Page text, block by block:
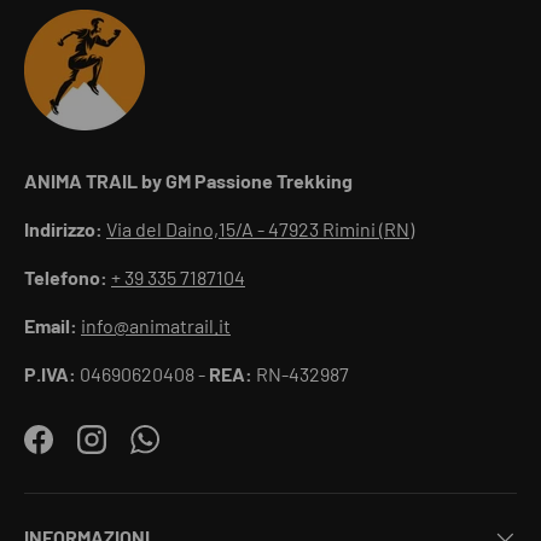
ANIMA TRAIL by GM Passione Trekking
Indirizzo: Via del Daino,15/A - 47923 Rimini (RN)
Telefono: + 39 335 7187104
Email: info@animatrail.it
P.IVA: 04690620408 - REA: RN-432987
FacebookInstagramWhatsApp
INFORMAZIONI